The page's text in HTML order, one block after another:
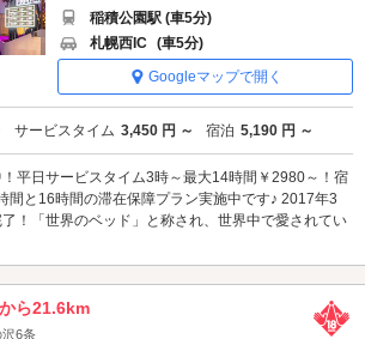
稲積公園駅 (車5分)
札幌西IC (車5分)
Googleマップで開く
サービスタイム 3,450 円 ～ 宿泊 5,190 円 ～
平日サービスタイム3時～最大14時間￥2980～！宿
間と16時間の滞在保障プラン実施中です♪ 2017年3
！「世界のベッド」と称され、世界中で愛されてい
ら21.6km
6条